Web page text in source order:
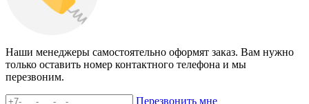
Наши менеджеры самостоятельно оформят заказ. Вам нужно
только оставить номер контактного телефона и мы
перезвоним.
Перезвонить мне